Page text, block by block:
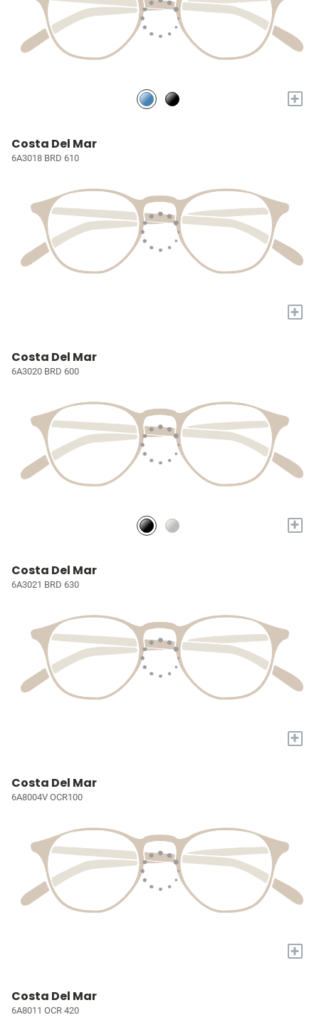
+
Costa Del Mar
6A3018 BRD 610
+
Costa Del Mar
6A3020 BRD 600
+
Costa Del Mar
6A3021 BRD 630
+
Costa Del Mar
6A8004V OCR100
+
Costa Del Mar
6A8011 OCR 420